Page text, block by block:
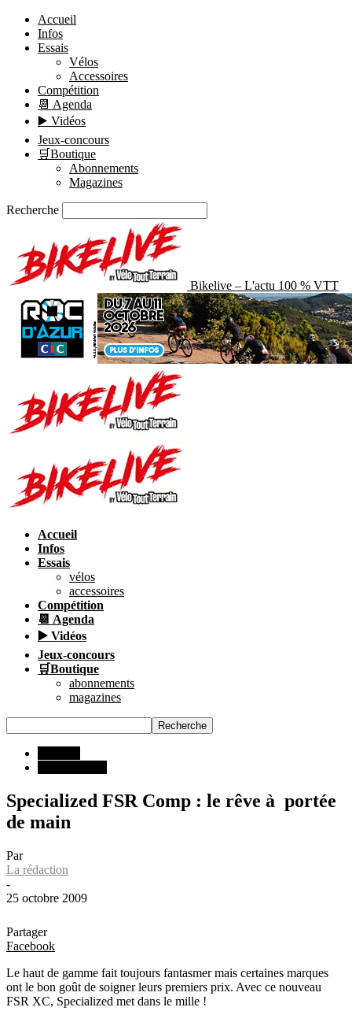
Accueil
Infos
Essais
Vélos
Accessoires
Compétition
📆 Agenda
▶️ Vidéos
Jeux-concours
🛒Boutique
Abonnements
Magazines
Recherche
Bikelive – L'actu 100 % VTT
Accueil
Infos
Essais
vélos
accessoires
Compétition
📆 Agenda
▶️ Vidéos
Jeux-concours
🛒Boutique
abonnements
magazines
Specialized FSR Comp : le rêve à portée
de main
Par
La rédaction
-
25 octobre 2009
Partager
Facebook
Le haut de gamme fait toujours fantasmer mais certaines marques
ont le bon goût de soigner leurs premiers prix. Avec ce nouveau
FSR XC, Specialized met dans le mille !